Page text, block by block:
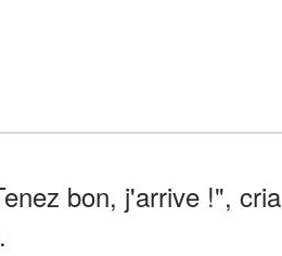
bon, j'arrive !", cria